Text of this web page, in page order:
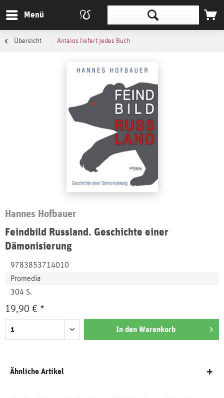
Menü
Übersicht Antaios liefert jedes Buch
Hannes Hofbauer
Feindbild Russland. Geschichte einer
Dämonisierung
9783853714010
Promedia
304 S.
19,90 € *
In den Warenkorb
Ähnliche Artikel